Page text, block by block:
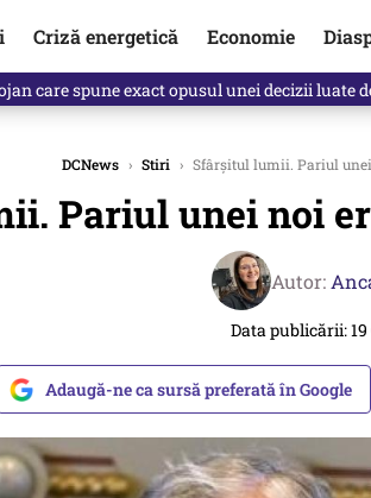
Criză energetică Economie
Mihai Vîrdol, dezvăluite de o colegă.
DCNews › Stiri › Sfârșitul lumii. Pariul
Pariul unei noi
Autor:
Data publicării: 19
Adaugă-ne ca sursă preferată în Google